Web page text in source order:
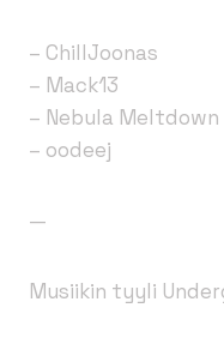
– ChillJoonas
– Mack13
– Nebula Meltdown
– oodeej
—
Musiikin tyyli